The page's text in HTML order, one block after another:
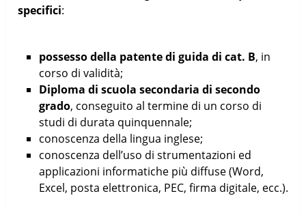
specifici:
possesso della patente di guida di cat. B, in
corso di validità;
Diploma di scuola secondaria di secondo
grado, conseguito al termine di un corso di
studi di durata quinquennale;
conoscenza della lingua inglese;
conoscenza dell’uso di strumentazioni ed
applicazioni informatiche più diffuse (Word,
Excel, posta elettronica, PEC, firma digitale, ecc.).